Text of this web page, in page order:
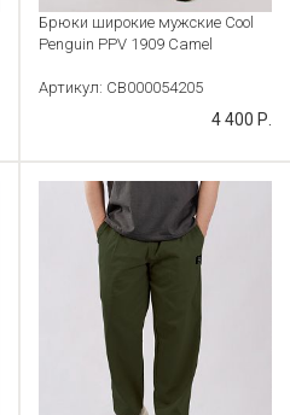
Брюки широкие мужские Cool
Penguin PPV 1909 Camel
Артикул: CB000054205
4 400 Р.